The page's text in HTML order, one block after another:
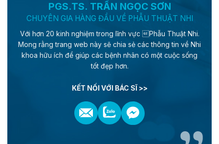
PGS.TS. TRẦN NGỌC SƠN
CHUYÊN GIA HÀNG ĐẦU VỀ PHẪU THUẬT NHI
Với hơn 20 kinh nghiệm trong lĩnh vực Phẫu Thuật Nhi.
Mong rằng trang web này sẽ chia sẻ các thông tin về Nhi
khoa hữu ích để giúp các bệnh nhân có một cuộc sống
tốt đẹp hơn.
KẾT NỐI VỚI BÁC SĨ >>